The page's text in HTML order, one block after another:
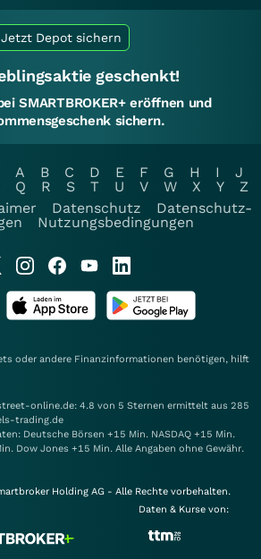
Jetzt Depot sichern
geschenkt!
SMARTBROKER+ eröffnen und
sichern.
A B C D E F G H I
J
Q R S T U V W X Y
Z
Datenschutz
Datenschutz-
Nutzungsbedingungen
oder andere Finanzinformationen benötigen, hilft
online.de: 4.8 von 5 Sternen ermittelt aus 285
trading.de
Deutsche Börsen +15 Min. NASDAQ +15 Min.
Dow Jones +15 Min. Alle Angaben ohne Gewähr.
Holding AG - Alle Rechte vorbehalten.
Daten & Kurse von: